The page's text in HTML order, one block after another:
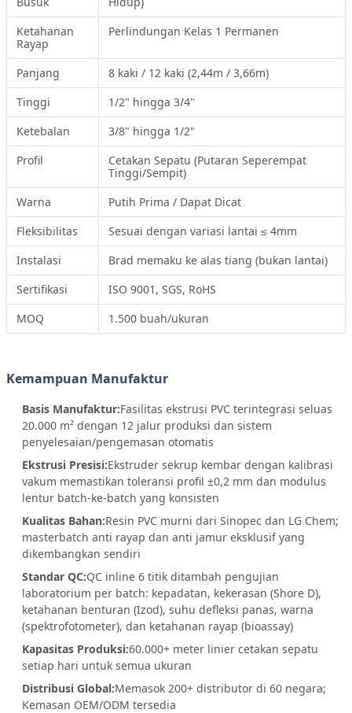
Ketahanan
Rayap
Perlindungan Kelas 1 Permanen
Panjang
8 kaki / 12 kaki (2,44m / 3,66m)
Tinggi
1/2" hingga 3/4"
Ketebalan
3/8" hingga 1/2"
Profil
Cetakan Sepatu (Putaran Seperempat
Tinggi/Sempit)
Warna
Putih Prima / Dapat Dicat
Fleksibilitas
Sesuai dengan variasi lantai ≤ 4mm
Instalasi
Brad memaku ke alas tiang (bukan lantai)
Sertifikasi
ISO 9001, SGS, RoHS
MOQ
1.500 buah/ukuran
Kemampuan Manufaktur
Basis Manufaktur:Fasilitas ekstrusi PVC terintegrasi seluas
20.000 m² dengan 12 jalur produksi dan sistem
penyelesaian/pengemasan otomatis
Ekstrusi Presisi:Ekstruder sekrup kembar dengan kalibrasi
vakum memastikan toleransi profil ±0,2 mm dan modulus
lentur batch-ke-batch yang konsisten
Kualitas Bahan:Resin PVC murni dari Sinopec dan LG Chem;
masterbatch anti rayap dan anti jamur eksklusif yang
dikembangkan sendiri
Standar QC:QC inline 6 titik ditambah pengujian
laboratorium per batch: kepadatan, kekerasan (Shore D),
ketahanan benturan (Izod), suhu defleksi panas, warna
(spektrofotometer), dan ketahanan rayap (bioassay)
Kapasitas Produksi:60.000+ meter linier cetakan sepatu
setiap hari untuk semua ukuran
Distribusi Global:Memasok 200+ distributor di 60 negara;
Kemasan OEM/ODM tersedia